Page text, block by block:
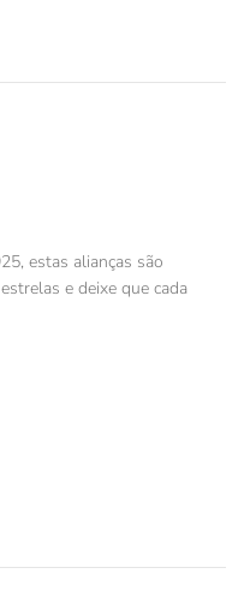
estas alianças são
e deixe que cada